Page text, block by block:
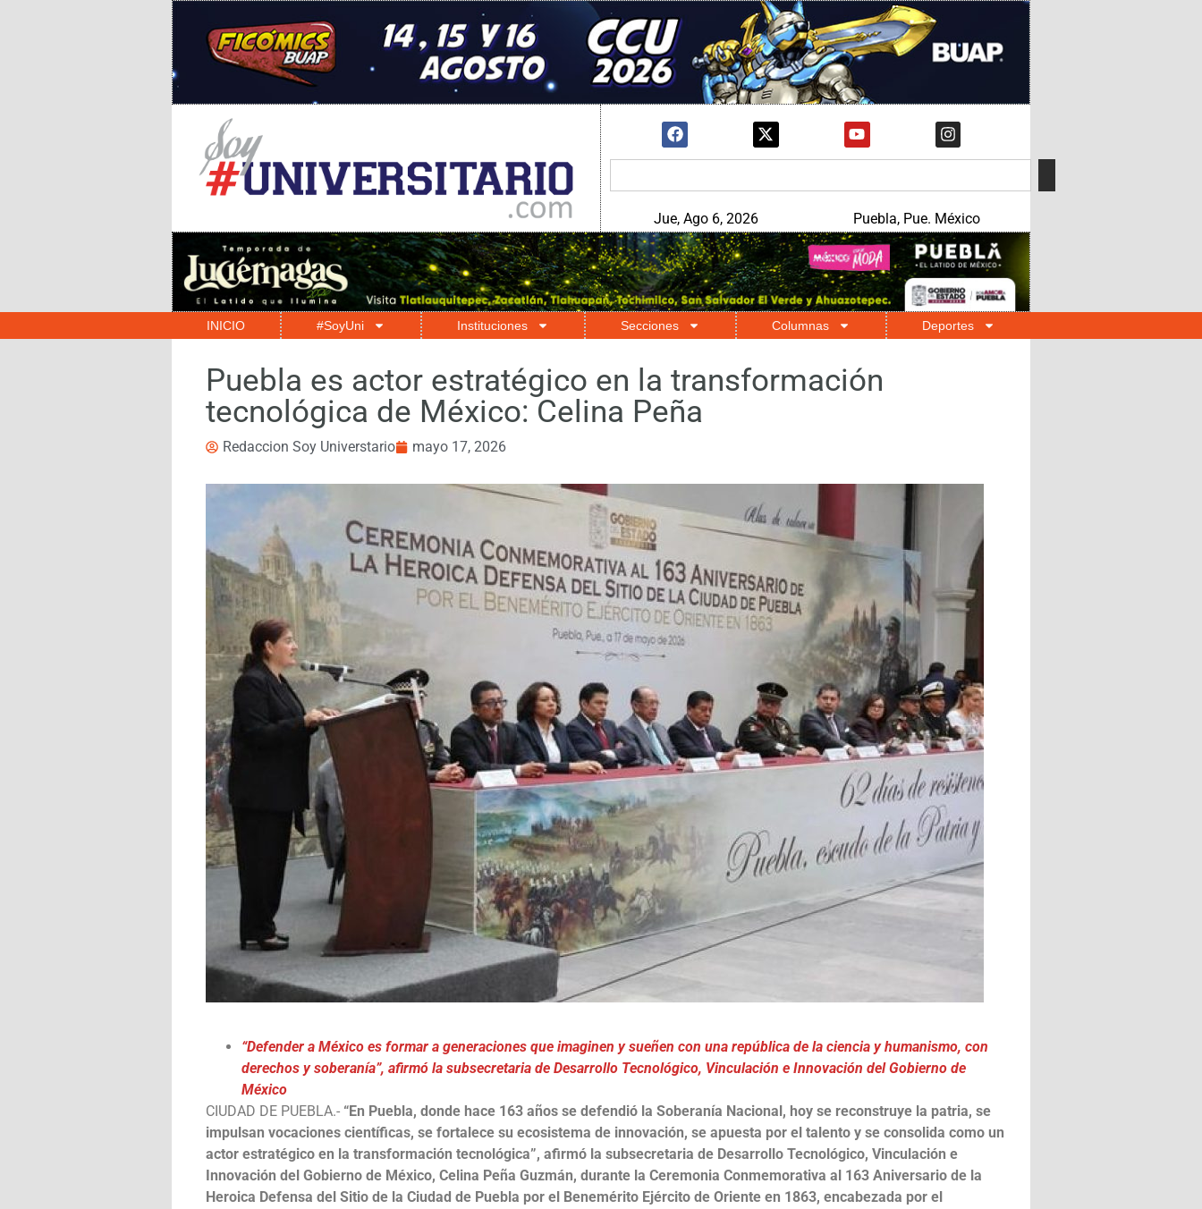
Jue, Ago 6, 2026 Puebla, Pue. México
INICIO #SoyUni Instituciones Secciones Columnas Deportes
Puebla es actor estratégico en la transformación
tecnológica de México: Celina Peña
Redaccion Soy Universtario mayo 17, 2026
“Defender a México es formar a generaciones que imaginen y sueñen con una república de la ciencia y humanismo, con
derechos y soberanía”, afirmó la subsecretaria de Desarrollo Tecnológico, Vinculación e Innovación del Gobierno de
México
CIUDAD DE PUEBLA.- “En Puebla, donde hace 163 años se defendió la Soberanía Nacional, hoy se reconstruye la patria, se
impulsan vocaciones científicas, se fortalece su ecosistema de innovación, se apuesta por el talento y se consolida como un
actor estratégico en la transformación tecnológica”, afirmó la subsecretaria de Desarrollo Tecnológico, Vinculación e
Innovación del Gobierno de México, Celina Peña Guzmán, durante la Ceremonia Conmemorativa al 163 Aniversario de la
Heroica Defensa del Sitio de la Ciudad de Puebla por el Benemérito Ejército de Oriente en 1863, encabezada por el